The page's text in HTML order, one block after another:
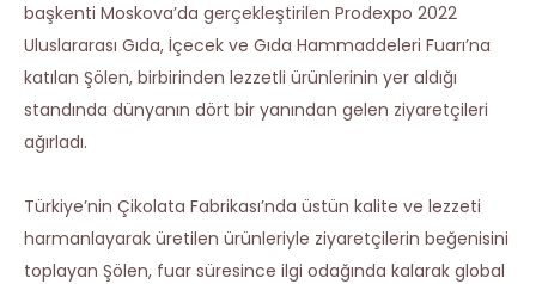
başkenti Moskova’da gerçekleştirilen Prodexpo 2022
Uluslararası Gıda, İçecek ve Gıda Hammaddeleri Fuarı’na
katılan Şölen, birbirinden lezzetli ürünlerinin yer aldığı
standında dünyanın dört bir yanından gelen ziyaretçileri
ağırladı.
Türkiye’nin Çikolata Fabrikası’nda üstün kalite ve lezzeti
harmanlayarak üretilen ürünleriyle ziyaretçilerin beğenisini
toplayan Şölen, fuar süresince ilgi odağında kalarak global